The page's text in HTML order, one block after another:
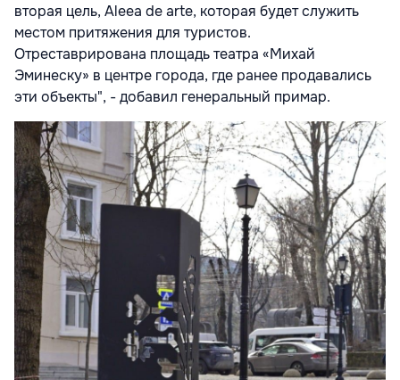
вторая цель, Aleea de arte, которая будет служить
местом притяжения для туристов.
Отреставрирована площадь театра «Михай
Эминеску» в центре города, где ранее продавались
эти объекты", - добавил генеральный примар.